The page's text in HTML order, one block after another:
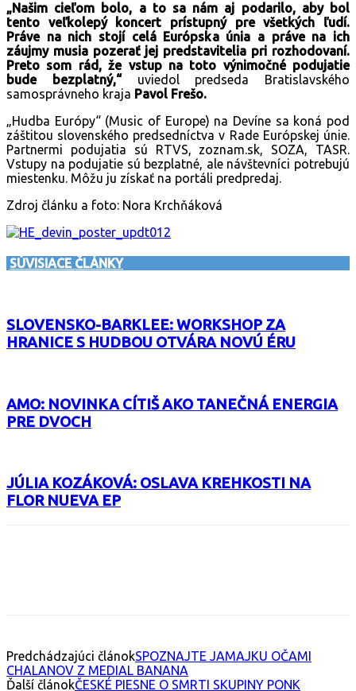
„Našim cieľom bolo, a to sa nám aj podarilo, aby bol
tento veľkolepý koncert prístupný pre všetkých ľudí.
Práve na nich stojí celá Európska únia a práve na ich
záujmy musia pozerať jej predstavitelia pri rozhodovaní.
Preto som rád, že vstup na toto výnimočné podujatie
bude bezplatný,“uviedol predseda Bratislavského
samosprávneho kraja Pavol Frešo.
„Hudba Európy“ (Music of Europe) na Devíne sa koná pod
záštitou slovenského predsedníctva v Rade Európskej únie.
Partnermi podujatia sú RTVS, zoznam.sk, SOZA, TASR.
Vstupy na podujatie sú bezplatné, ale návštevníci potrebujú
miestenku. Môžu ju získať na portáli predpredaj.
Zdroj článku a foto: Nora Krchňáková
SÚVISIACE ČLÁNKY
SLOVENSKO-BARKLEE: WORKSHOP ZA
HRANICE S HUDBOU OTVÁRA NOVÚ ÉRU
AMO: NOVINKA CÍTIŠ AKO TANEČNÁ ENERGIA
PRE DVOCH
JÚLIA KOZÁKOVÁ: OSLAVA KREHKOSTI NA
FLOR NUEVA EP
Predchádzajúci článokSPOZNAJTE JAMAJKU OČAMI
CHALANOV Z MEDIAL BANANA
Ďalší článokČESKÉ PIESNE O SMRTI SKUPINY PONK